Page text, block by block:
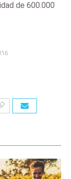
de 600.000